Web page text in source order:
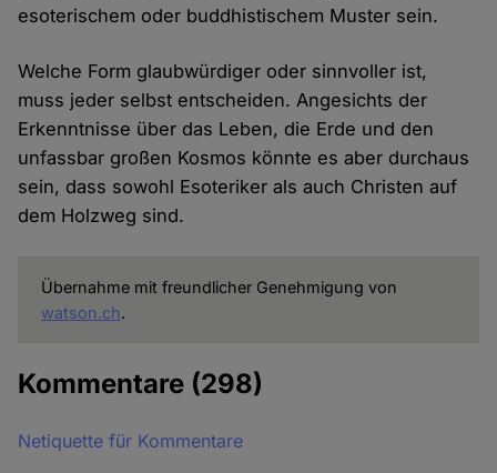
esoterischem oder buddhistischem Muster sein.
Welche Form glaubwürdiger oder sinnvoller ist,
muss jeder selbst entscheiden. Angesichts der
Erkenntnisse über das Leben, die Erde und den
unfassbar großen Kosmos könnte es aber durchaus
sein, dass sowohl Esoteriker als auch Christen auf
dem Holzweg sind.
Übernahme mit freundlicher Genehmigung von
watson.ch.
Kommentare (298)
Netiquette für Kommentare